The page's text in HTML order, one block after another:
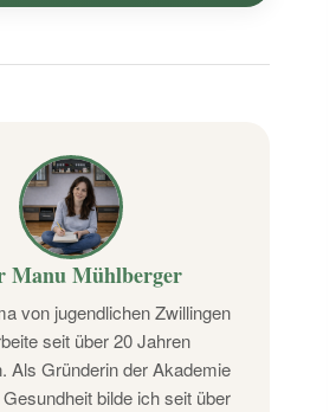
Manu Mühlberger
von jugendlichen Zwillingen
seit über 20 Jahren
Als Gründerin der Akademie
bilde ich seit über